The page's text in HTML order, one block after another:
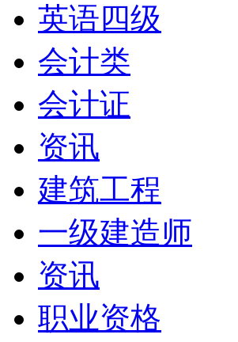
英语四级
会计类
会计证
资讯
建筑工程
一级建造师
资讯
职业资格